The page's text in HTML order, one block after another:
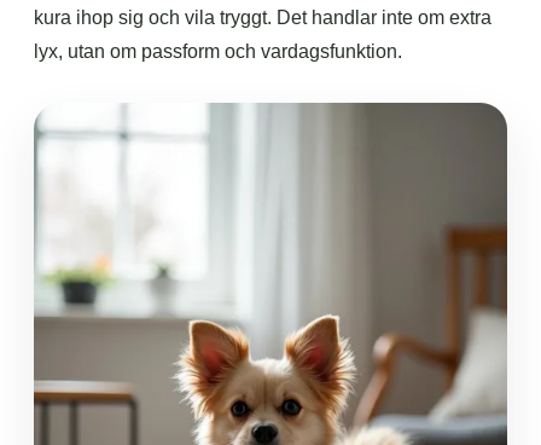
kura ihop sig och vila tryggt. Det handlar inte om extra
lyx, utan om passform och vardagsfunktion.